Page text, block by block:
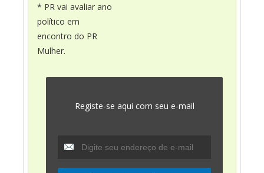
* PR vai avaliar ano
político em
encontro do PR
Mulher.
Registe-se aqui com seu e-mail